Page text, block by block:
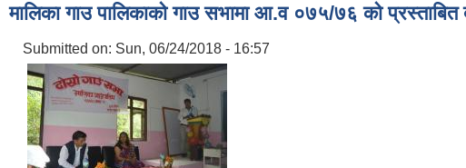
मालिका गाउ पालिकाको गाउ सभामा आ.व ०७५/७६ को
Submitted on: Sun, 06/24/2018 - 16:57